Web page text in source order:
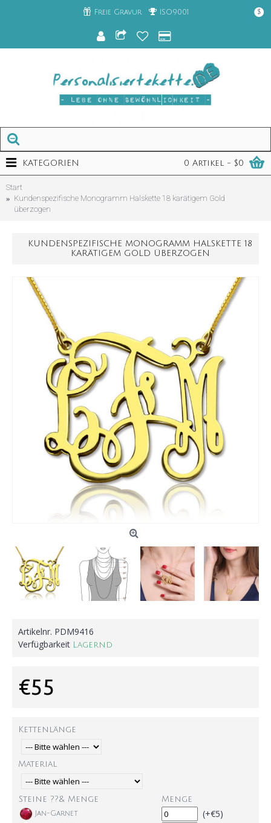
Freie Gravur ISO9001 $
0 Artikel - $0
KATEGORIEN
Start
Kundenspezifische Monogramm Halskette 18 karätigem Gold
überzogen
KUNDENSPEZIFISCHE MONOGRAMM HALSKETTE 18
KARÄTIGEM GOLD ÜBERZOGEN
Artikelnr. PDM9416
Verfügbarkeit Lagernd
€55
Kettenlänge
Material
Steine ??& Menge Menge
Jan-Garnet (+€5)